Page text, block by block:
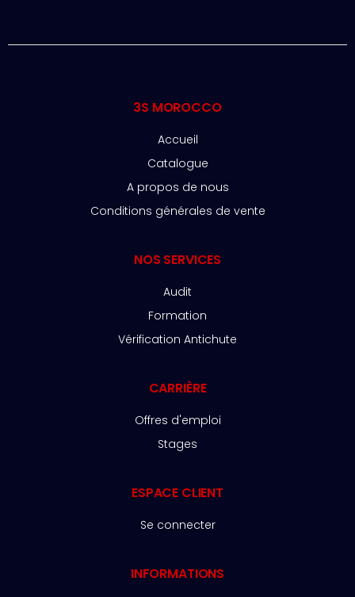
3S MOROCCO
Accueil
Catalogue
A propos de nous
Conditions générales de vente
NOS SERVICES
Audit
Formation
Vérification Antichute
CARRIÈRE
Offres d'emploi
Stages
ESPACE CLIENT
Se connecter
INFORMATIONS